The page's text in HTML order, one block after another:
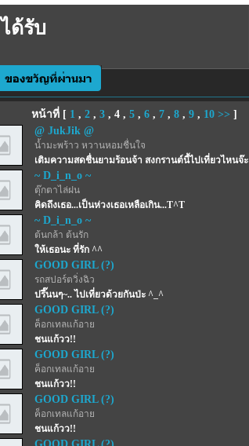
ได้รับ
หน้าที่ [ 1 , 2 , 3 , 4 , 5 , 6 , 7 , 8 , 9 , 10 >> ]
@ JukJik @
น้ำมะพร้าว หวานหอมชื่นใจ
เติมความสดชื่นยามร้อนจ้า สงกรานต์นี้ไปเที่ยวไหนจ๊ะ
~ D_i_n_o ~
ตุ๊กตาไล่ฝน
คิดถึงเธอ...เป็นห่วงเธอเหลือเกิน...T^T
~ D_i_n_o ~
ต้นกล้า ต้นรัก
ให้เธอนะ ที่รัก ^^
GOOD GIRL (?)
รถสปอร์ตวิ่งฉิว
ปรึ๊นนๆ~.. ไปเที่ยวด้วยกันป่ะ ^_^
GOOD GIRL (?)
ค็อกเทลแก้อาย
ชนแก้วว!!
GOOD GIRL (?)
ค็อกเทลแก้อาย
ชนแก้วว!!
GOOD GIRL (?)
ค็อกเทลแก้อาย
ชนแก้วว!!